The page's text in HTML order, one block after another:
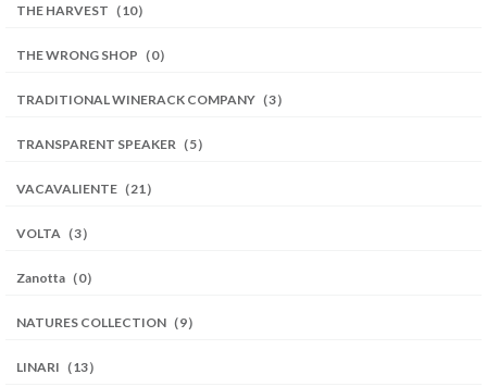
THE HARVEST（10）
THE WRONG SHOP（0）
TRADITIONAL WINERACK COMPANY（3）
TRANSPARENT SPEAKER（5）
VACAVALIENTE（21）
VOLTA（3）
Zanotta（0）
NATURES COLLECTION（9）
LINARI（13）